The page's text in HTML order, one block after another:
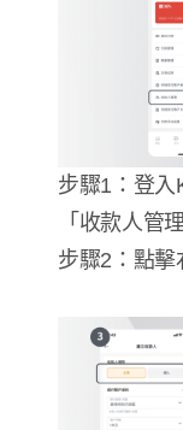
步驟1：登入
「收款人管
步驟2：點擊